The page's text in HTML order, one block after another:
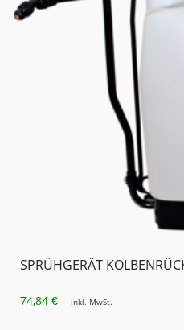
SPRÜHGERÄT
74,84 € inkl. MwSt.